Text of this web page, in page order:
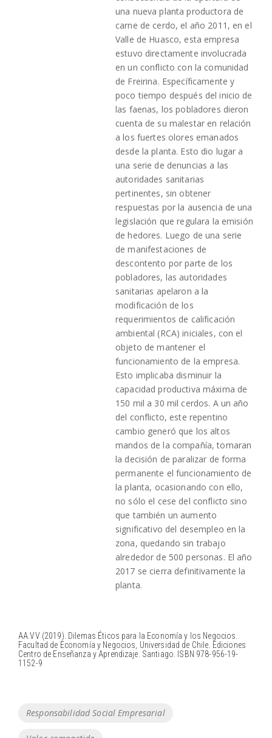
una nueva planta productora de
carne de cerdo, el año 2011, en el
Valle de Huasco, esta empresa
estuvo directamente involucrada
en un conflicto con la comunidad
de Freirina. Específicamente y
poco tiempo después del inicio de
las faenas, los pobladores dieron
cuenta de su malestar en relación
a los fuertes olores emanados
desde la planta. Esto dio lugar a
una serie de denuncias a las
autoridades sanitarias
pertinentes, sin obtener
respuestas por la ausencia de una
legislación que regulara la emisión
de hedores. Luego de una serie
de manifestaciones de
descontento por parte de los
pobladores, las autoridades
sanitarias apelaron a la
modificación de los
requerimientos de calificación
ambiental (RCA) iniciales, con el
objeto de mantener el
funcionamiento de la empresa.
Esto implicaba disminuir la
capacidad productiva máxima de
150 mil a 30 mil cerdos. A un año
del conflicto, este repentino
cambio generó que los altos
mandos de la compañía, tomaran
la decisión de paralizar de forma
permanente el funcionamiento de
la planta, ocasionando con ello,
no sólo el cese del conflicto sino
que también un aumento
significativo del desempleo en la
zona, quedando sin trabajo
alrededor de 500 personas. El año
2017 se cierra definitivamente la
planta.
AA.VV (2019). Dilemas Éticos para la Economía y los Negocios.
Facultad de Economía y Negocios, Universidad de Chile. Ediciones
Centro de Enseñanza y Aprendizaje. Santiago. ISBN 978-956-19-
1152-9
Tags
Responsabilidad Social Empresarial